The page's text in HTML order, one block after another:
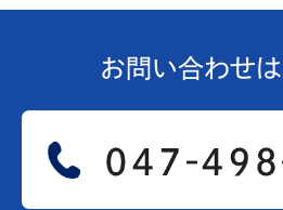
お問い合わせは